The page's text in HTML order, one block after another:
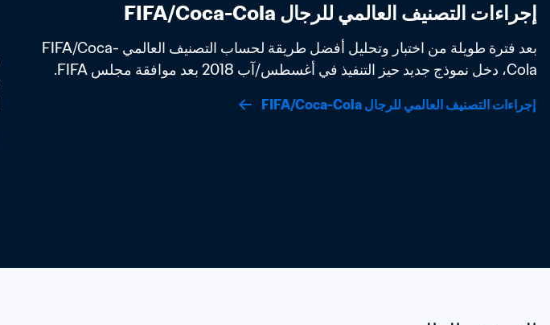
إجراءات التصنيف العالمي للرجال FIFA/Coca-Cola
بعد فترة طويلة من اختبار وتحليل أفضل طريقة لحساب التصنيف العالمي FIFA/Coca-
Cola، دخل نموذج جديد حيز التنفيذ في أغسطس/آب 2018 بعد موافقة مجلس FIFA.
إجراءات التصنيف العالمي للرجال FIFA/Coca-Cola